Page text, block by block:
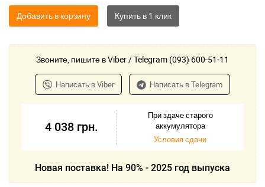
Добавить в корзину
Звоните, пишите в Viber / Telegram (093) 600-51-11
Написать в Viber Написать в Telegram
4 038 грн.
При здаче старого
аккумулятора
Условия сдачи
Новая поставка! На 90% - 2025 год выпуска